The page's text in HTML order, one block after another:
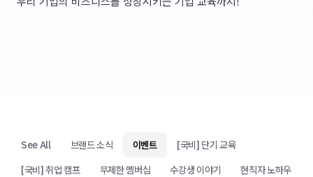
See All 브랜드 소식 이벤트
[국비] 단기 교육
[국비] 취업 캠프
무제한 멤버십 수강생 이야기
현직자 노하우